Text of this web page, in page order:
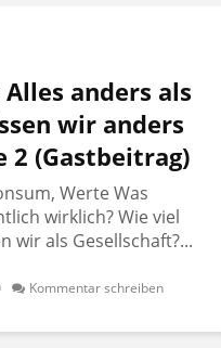
anders als
wir anders
2 (Gastbeitrag)
Werte Was
wirklich? Wie viel
wir als Gesellschaft?...
Kommentar schreiben